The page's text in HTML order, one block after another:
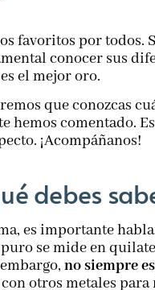
favoritos por todos.
conocer sus
el mejor oro.
que conozcas
hemos comentado.
¡Acompáñanos!
debes
es importante
se mide en
no siempre
otros metales